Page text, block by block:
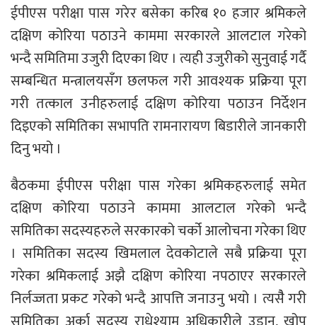
ईपीएस परीक्षा पास गरेर बसेका करिब १० हजार श्रमिकले
दक्षिण कोरिया पठाउने काममा सरकारले आलटाल गरेको
भन्दै समितिमा उजुरी दिएका थिए । त्यही उजुरीको सुनुवाई गर्दै
सम्बन्धित मन्त्रालयसँग छलफल गरी आवश्यक प्रक्रिया पूरा
गरी तत्काल उनीहरुलाई दक्षिण कोरिया पठाउन निर्देशन
दिइएको समितिका सभापति रामनारायण बिडारीले जानकारी
दिनु भयो ।
बैठकमा ईपीएस परीक्षा पास गरेका श्रमिकहरुलाई समेत
दक्षिण कोरिया पठाउने काममा आलटाल गरेको भन्दै
समितिका सदस्यहरुले सरकारको चर्को आलोचना गरेका थिए
। समितिका सदस्य खिमलाल देवकोटाले सबै प्रक्रिया पूरा
गरेका श्रमिकलाई अझै दक्षिण काेरिया नपठाएर सरकारले
निर्लज्जता प्रकट गरेको भन्दै आपत्ति जनाउनु भयो । त्यसैै गरी